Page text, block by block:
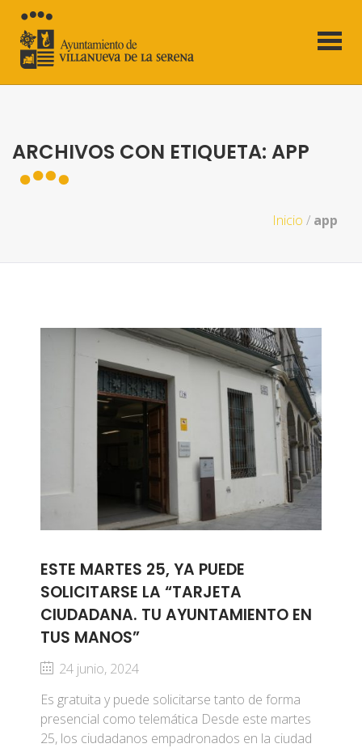
ARCHIVOS CON ETIQUETA: APP
Inicio / app
ESTE MARTES 25, YA PUEDE
SOLICITARSE LA “TARJETA
CIUDADANA. TU AYUNTAMIENTO EN
TUS MANOS”
24 junio, 2024
Es gratuita y puede solicitarse tanto de forma
presencial como telemática Desde este martes
25, los ciudadanos empadronados en la ciudad